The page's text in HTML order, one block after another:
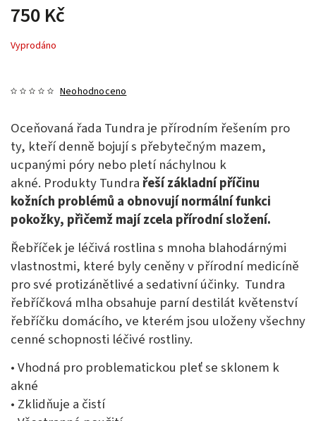
750 Kč
Vyprodáno
Neohodnoceno
Oceňovaná řada Tundra je přírodním řešením pro
ty, kteří denně bojují s přebytečným mazem,
ucpanými póry nebo pletí náchylnou k
akné. Produkty Tundra řeší základní příčinu
kožních problémů a obnovují normální funkci
pokožky, přičemž mají zcela přírodní složení.
Řebříček je léčivá rostlina s mnoha blahodárnými
vlastnostmi, které byly ceněny v přírodní medicíně
pro své protizánětlivé a sedativní účinky. Tundra
řebříčková mlha obsahuje parní destilát květenství
řebříčku domácího, ve kterém jsou uloženy všechny
cenné schopnosti léčivé rostliny.
• Vhodná pro problematickou pleť se sklonem k
akné
• Zklidňuje a čistí